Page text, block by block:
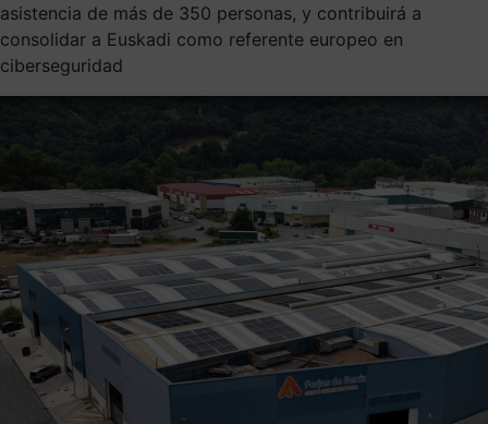
asistencia de más de 350 personas, y contribuirá a
consolidar a Euskadi como referente europeo en
ciberseguridad